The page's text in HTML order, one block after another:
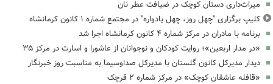
میراث‌داری دستان کوچک در ضیافت عطر نان
کلیپ برگزاری "چهل روز، چهل یادواره" در مجتمع شماره ۱ کانون کرمانشاه
برنامه با مادران در مرکز شماره ۴ کانون کرمانشاه اجرا شد
«در مدار اربعین»؛ روایت کودکان و نوجوانان از عاشورا و اسارت در مرکز ۳۵
دیدار مدیرکل کانون گلستان با مدیرکل صداوسیما به مناسبت روز خبرنگار
«قافله عاشقان کوچک» در مرکز شماره ۲ قرچک